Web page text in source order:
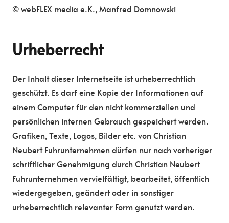
© webFLEX media e.K., Manfred Domnowski
Urheberrecht
Der Inhalt dieser Internetseite ist urheberrechtlich
geschützt. Es darf eine Kopie der Informationen auf
einem Computer für den nicht kommerziellen und
persönlichen internen Gebrauch gespeichert werden.
Grafiken, Texte, Logos, Bilder etc. von Christian
Neubert Fuhrunternehmen dürfen nur nach vorheriger
schriftlicher Genehmigung durch Christian Neubert
Fuhrunternehmen vervielfältigt, bearbeitet, öffentlich
wiedergegeben, geändert oder in sonstiger
urheberrechtlich relevanter Form genutzt werden.